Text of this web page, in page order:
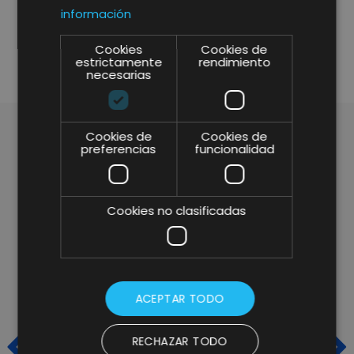
SHARE
ARTÍCULOS RELACIONADOS
información
Cookies
estrictamente
necesarias
Cookies de
rendimiento
Cookies de
preferencias
Cookies de
funcionalidad
Cookies no clasificadas
ACEPTAR TODO
RECHAZAR TODO